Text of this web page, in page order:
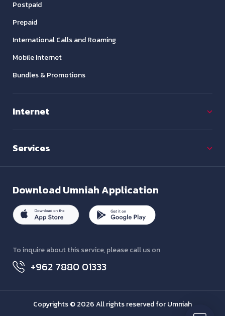
Postpaid
Prepaid
International Calls and Roaming
Mobile Internet
Bundles & Promotions
Internet
Services
DownloadUmniah Application
To inquire about this service, please call us on
+962 7880 01333
Copyrights © 2026 All rights reserved for Umniah